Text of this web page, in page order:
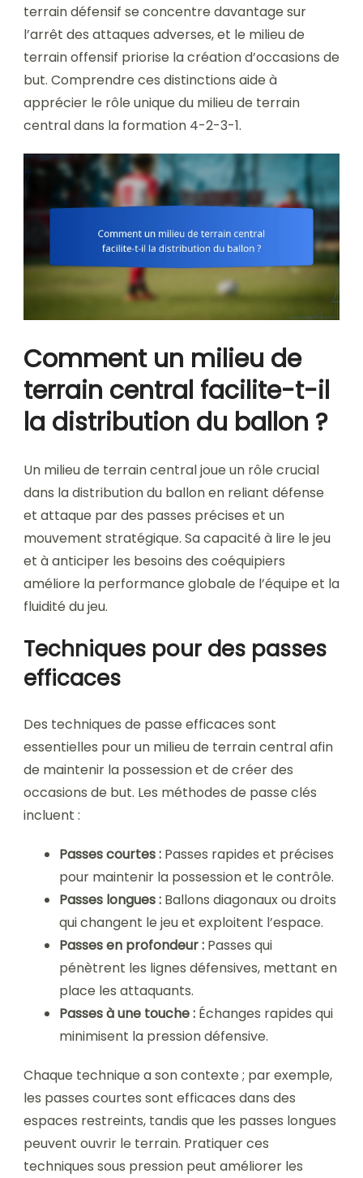
terrain défensif se concentre davantage sur
l’arrêt des attaques adverses, et le milieu de
terrain offensif priorise la création d’occasions de
but. Comprendre ces distinctions aide à
apprécier le rôle unique du milieu de terrain
central dans la formation 4-2-3-1.
Comment un milieu de
terrain central facilite-t-il
la distribution du ballon ?
Un milieu de terrain central joue un rôle crucial
dans la distribution du ballon en reliant défense
et attaque par des passes précises et un
mouvement stratégique. Sa capacité à lire le jeu
et à anticiper les besoins des coéquipiers
améliore la performance globale de l’équipe et la
fluidité du jeu.
Techniques pour des passes
efficaces
Des techniques de passe efficaces sont
essentielles pour un milieu de terrain central afin
de maintenir la possession et de créer des
occasions de but. Les méthodes de passe clés
incluent :
Passes courtes : Passes rapides et précises
pour maintenir la possession et le contrôle.
Passes longues : Ballons diagonaux ou droits
qui changent le jeu et exploitent l’espace.
Passes en profondeur : Passes qui
pénètrent les lignes défensives, mettant en
place les attaquants.
Passes à une touche : Échanges rapides qui
minimisent la pression défensive.
Chaque technique a son contexte ; par exemple,
les passes courtes sont efficaces dans des
espaces restreints, tandis que les passes longues
peuvent ouvrir le terrain. Pratiquer ces
techniques sous pression peut améliorer les